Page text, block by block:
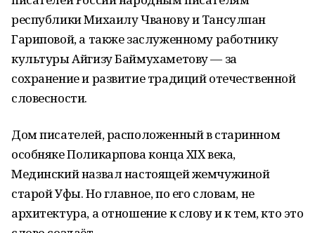
республики Михаилу Чванову и Тансулпан
Гариповой, а также заслуженному работнику
культуры Айгизу Баймухаметову — за
сохранение и развитие традиций отечественной
словесности.
Дом писателей, расположенный в старинном
особняке Поликарпова конца XIX века,
Мединский назвал настоящей жемчужиной
старой Уфы. Но главное, по его словам, не
архитектура, а отношение к слову и к тем, кто это